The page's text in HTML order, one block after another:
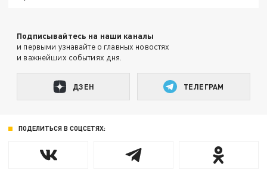
Подписывайтесь на наши каналы
и первыми узнавайте о главных новостях
и важнейших событиях дня.
ДЗЕН ТЕЛЕГРАМ
ПОДЕЛИТЬСЯ В СОЦСЕТЯХ: